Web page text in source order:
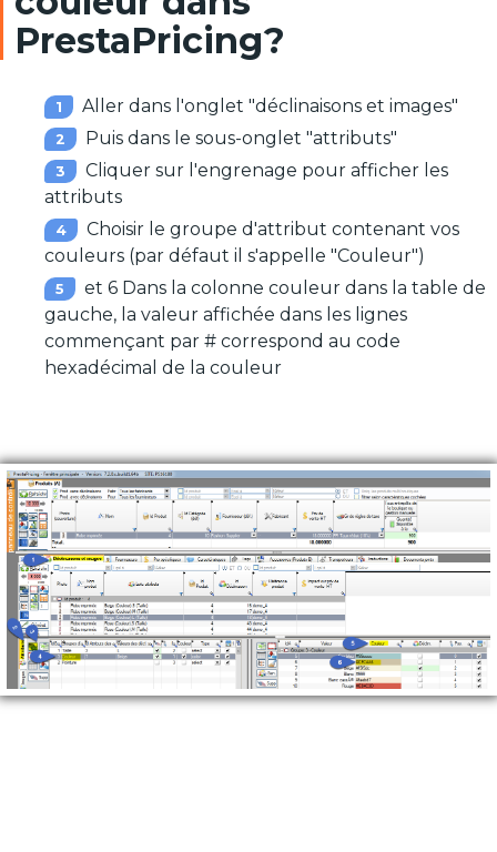
PrestaPricing?
Aller dans l'onglet "déclinaisons et images"
Puis dans le sous-onglet "attributs"
Cliquer sur l'engrenage pour afficher les
attributs
Choisir le groupe d'attribut contenant vos
couleurs (par défaut il s'appelle "Couleur")
et 6 Dans la colonne couleur dans la table de
gauche, la valeur affichée dans les lignes
commençant par # correspond au code
hexadécimal de la couleur